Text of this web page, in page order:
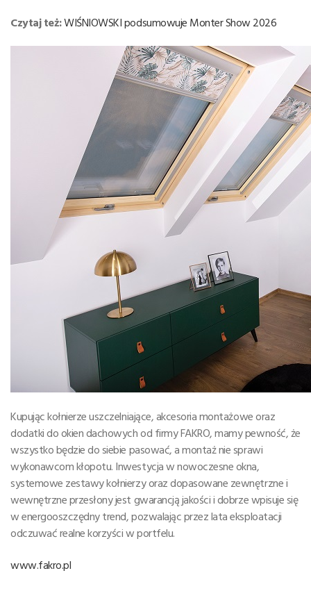
Czytaj też:WIŚNIOWSKI podsumowuje Monter Show 2026
Kupując kołnierze uszczelniające, akcesoria montażowe oraz
dodatki do okien dachowych od firmy FAKRO, mamy pewność, że
wszystko będzie do siebie pasować, a montaż nie sprawi
wykonawcom kłopotu. Inwestycja w nowoczesne okna,
systemowe zestawy kołnierzy oraz dopasowane zewnętrzne i
wewnętrzne przesłony jest gwarancją jakości i dobrze wpisuje się
w energooszczędny trend, pozwalając przez lata eksploatacji
odczuwać realne korzyści w portfelu.
www.fakro.pl